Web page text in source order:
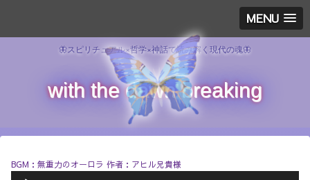
MENU
🦋スピリチュアル×哲学×神話で読み解く現代の魂🦋
with the dawn breaking
BGM：無重力のオーロラ 作者：アヒル兄貴様